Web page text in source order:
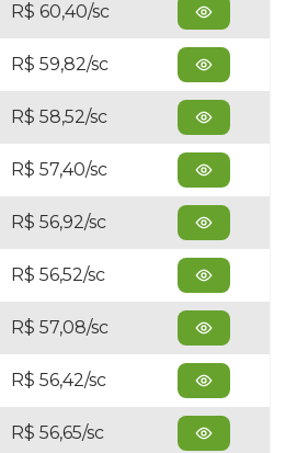
R$ 60,40/sc
R$ 59,82/sc
R$ 58,52/sc
R$ 57,40/sc
R$ 56,92/sc
R$ 56,52/sc
R$ 57,08/sc
R$ 56,42/sc
R$ 56,65/sc